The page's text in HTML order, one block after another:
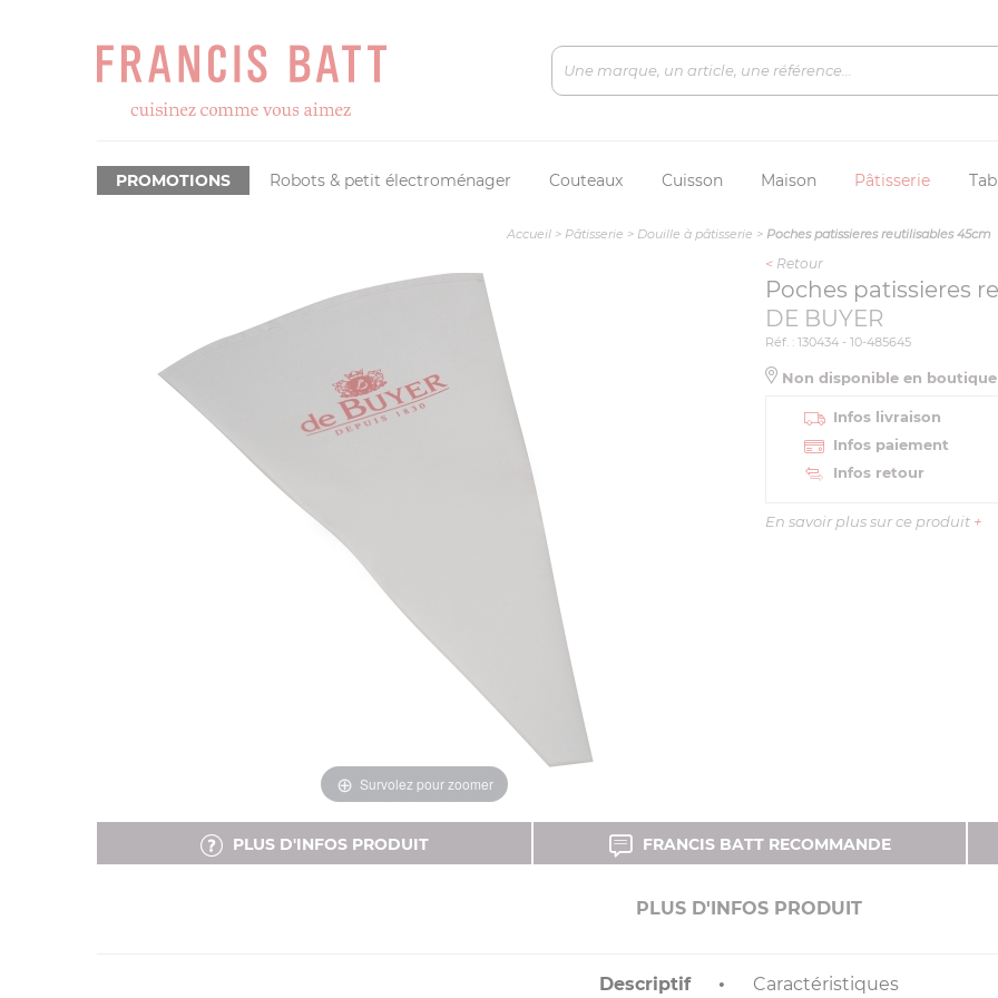
Robots & petit électroménager Couteaux Cuisson Maison Pâtisserie
PROMOTIONS
Accueil> Pâtisserie > Douille à pâtisserie > Poches patissieres reutilisables 45cm
Survolez pour zoomer
< Retour
Poches patissieres
DE BUYER
Réf. : 130434 - 10-485645
Non disponible en boutique
Infos livraison
Infos paiement
Infos retour
En savoir plus sur ce produit +
PLUS D'INFOS PRODUIT FRANCIS BATT RECOMMANDE
PLUS D'INFOS PRODUIT
Descriptif Caractéristiques